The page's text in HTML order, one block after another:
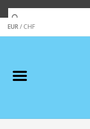
EUR/ CHF
Merken